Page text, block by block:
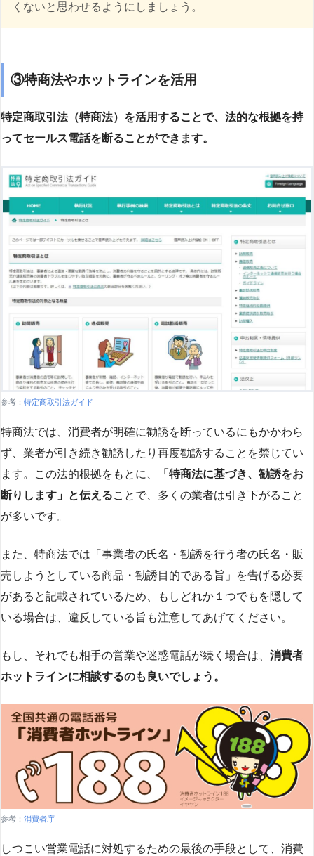
くないと思わせるようにしましょう。
③特商法やホットラインを活用
特定商取引法（特商法）を活用することで、法的な根拠を持
ってセールス電話を断ることができます。
参考： 特定商取引法ガイド
特商法では、消費者が明確に勧誘を断っているにもかかわら
ず、業者が引き続き勧誘したり再度勧誘することを禁じてい
ます。この法的根拠をもとに、
「特商法に基づき、勧誘をお
断りします」と伝えることで、多くの業者は引き下がること
が多いです​​。
また、特商法では「事業者の氏名・勧誘を行う者の氏名・販
売しようとしている商品・勧誘目的である旨」を告げる必要
があると記載されているため、もしどれか１つでもを隠して
いる場合は、違反している旨も注意してあげてください。
もし、それでも相手の営業や迷惑電話が続く場合は、 消費者
ホットラインに相談するのも良いでしょう。
参考： 消費者庁
しつこい営業電話に対処するための最後の手段として、消費